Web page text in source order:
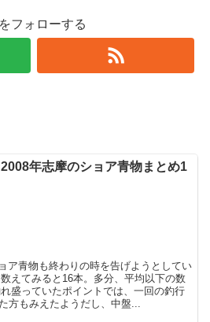
フォローする
2008年志摩のショア青物まとめ1
ア青物も終わりの時を告げようとしてい
えてみると16本。多分、平均以下の数
盛っていたポイントでは、一回の釣行
方もみえたようだし、中盤...